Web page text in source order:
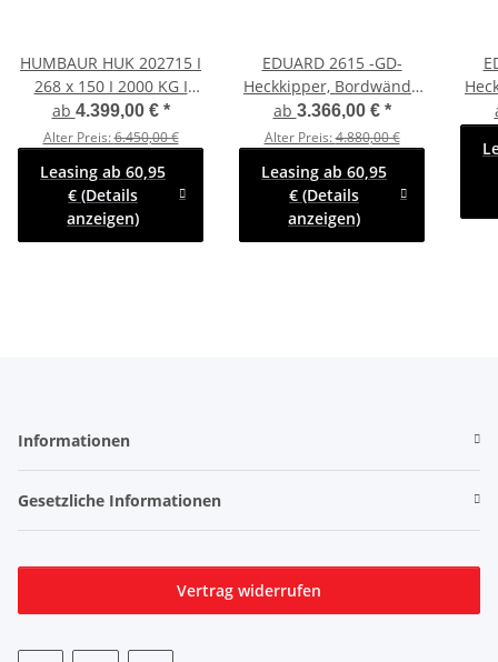
HUMBAUR HUK 202715 I
268 x 150 I 2000 KG I
Rückwärtskipper mit
Handpumpe mit Stahl -
Kastenaufsatz
ab 4.399,00 € *
Alter Preis:6.450,00 €
Leasing ab 60,95
€ (Details
anzeigen)
EDUARD 2615 -GD-
Heckkipper, Bordwände
30cm -2000kg- H-Pumpe
- Lfh: 72cm -155R13
ab 3.366,00 € *
Alter Preis:4.880,00 €
Leasing ab 60,95
€ (Details
anzeigen)
-
Informationen
Gesetzliche Informationen
Vertrag widerrufen